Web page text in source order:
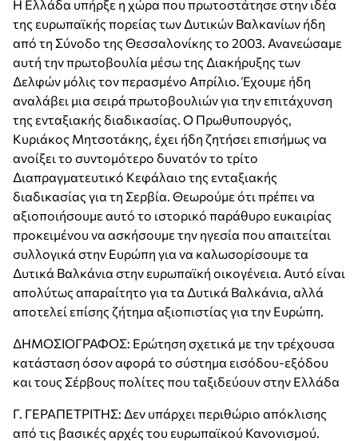
Η Ελλάδα υπήρξε η χώρα που πρωτοστάτησε στην ιδέα
της ευρωπαϊκής πορείας των Δυτικών Βαλκανίων ήδη
από τη Σύνοδο της Θεσσαλονίκης το 2003. Ανανεώσαμε
αυτή την πρωτοβουλία μέσω της Διακήρυξης των
Δελφών μόλις τον περασμένο Απρίλιο. Έχουμε ήδη
αναλάβει μια σειρά πρωτοβουλιών για την επιτάχυνση
της ενταξιακής διαδικασίας. Ο Πρωθυπουργός,
Κυριάκος Μητσοτάκης, έχει ήδη ζητήσει επισήμως να
ανοίξει το συντομότερο δυνατόν το τρίτο
Διαπραγματευτικό Κεφάλαιο της ενταξιακής
διαδικασίας για τη Σερβία. Θεωρούμε ότι πρέπει να
αξιοποιήσουμε αυτό το ιστορικό παράθυρο ευκαιρίας
προκειμένου να ασκήσουμε την ηγεσία που απαιτείται
συλλογικά στην Ευρώπη για να καλωσορίσουμε τα
Δυτικά Βαλκάνια στην ευρωπαϊκή οικογένεια. Αυτό είναι
απολύτως απαραίτητο για τα Δυτικά Βαλκάνια, αλλά
αποτελεί επίσης ζήτημα αξιοπιστίας για την Ευρώπη.
ΔΗΜΟΣΙΟΓΡΑΦΟΣ: Ερώτηση σχετικά με την τρέχουσα
κατάσταση όσον αφορά το σύστημα εισόδου-εξόδου
και τους Σέρβους πολίτες που ταξιδεύουν στην Ελλάδα
Γ. ΓΕΡΑΠΕΤΡΙΤΗΣ: Δεν υπάρχει περιθώριο απόκλισης
από τις βασικές αρχές του ευρωπαϊκού Κανονισμού.